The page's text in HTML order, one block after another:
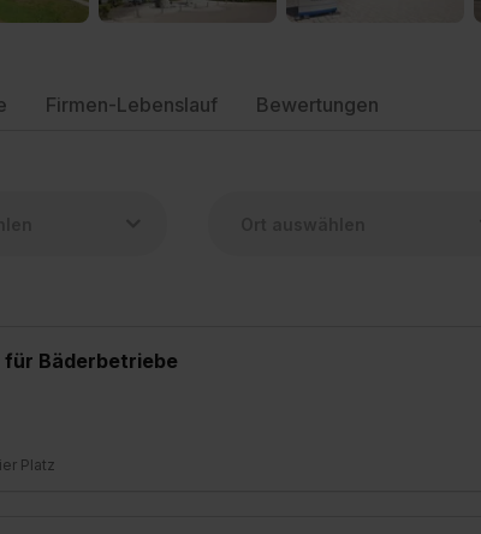
Firmen-Lebenslauf Bewertungen
Bäderbetriebe
Platz